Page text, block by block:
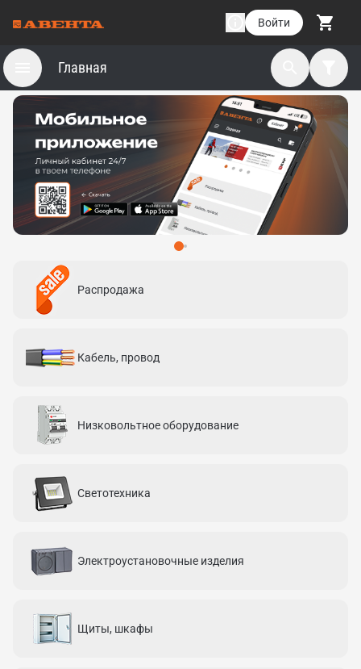
Войти
Главная
Распродажа
Кабель, провод
Низковольтное оборудование
Светотехника
Электроустановочные изделия
Щиты, шкафы